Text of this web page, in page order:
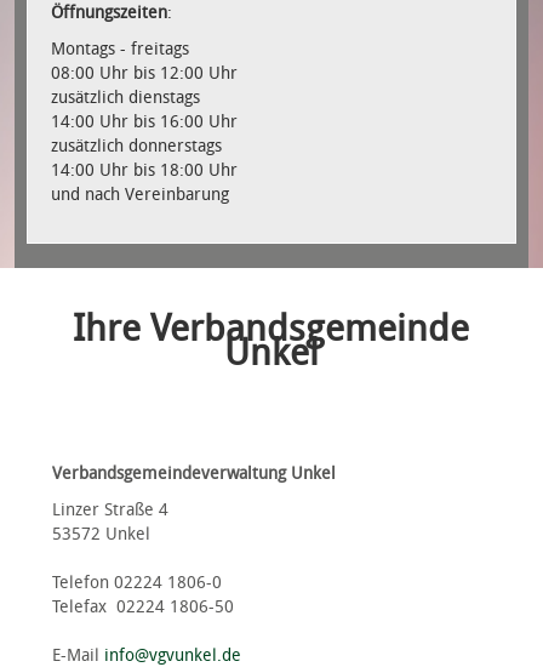
Öffnungszeiten:
Montags - freitags
08:00 Uhr bis 12:00 Uhr
zusätzlich dienstags
14:00 Uhr bis 16:00 Uhr
zusätzlich donnerstags
14:00 Uhr bis 18:00 Uhr
und nach Vereinbarung
Ihre Verbandsgemeinde
Unkel
Verbandsgemeindeverwaltung Unkel
Linzer Straße 4
53572 Unkel
Telefon 02224 1806-0
Telefax 02224 1806-50
E-Mail info@vgvunkel.de